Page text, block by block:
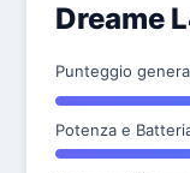
Dreame
Punteggio
Potenza e